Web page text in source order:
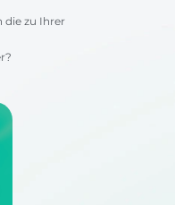
die zu Ihrer